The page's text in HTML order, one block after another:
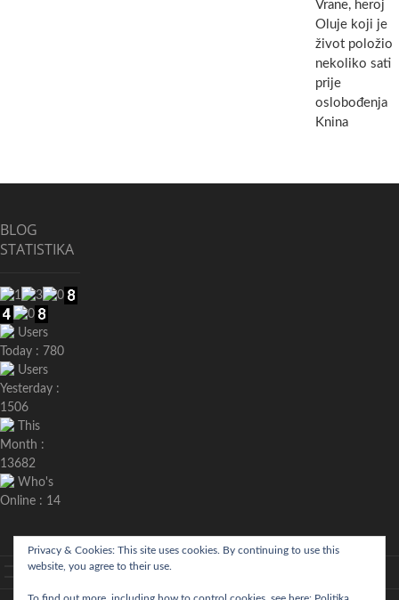
Vrane, heroj
Oluje koji je
život položio
nekoliko sati
prije
oslobođenja
Knina
BLOG
STATISTIKA
Users
Today : 780
Users
Yesterday :
1506
This
Month :
13682
Who's
Online : 14
recepti Ciprine Nekategorizirano
Privacy & Cookies: This site uses cookies. By continuing to use this
website, you agree to their use.